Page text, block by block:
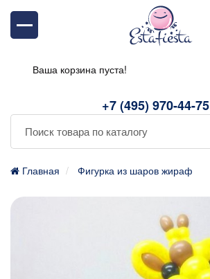
+7 (495) 970-44-75
Ваша корзина пуста!
Главная Фигурка из шаров жираф